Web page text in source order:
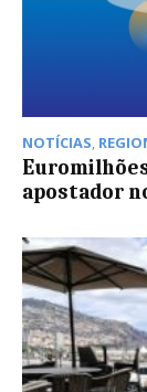
NOTÍCIAS,
apostador